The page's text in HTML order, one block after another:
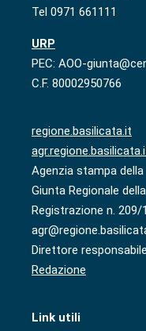
Tel 0971 661111
URP
PEC: AOO-
C.F. 80002950766
regione.basilicata.it
Agenzia stampa della
Giunta Regionale
Registrazione n. 209/
Direttore
Redazione
Link utili